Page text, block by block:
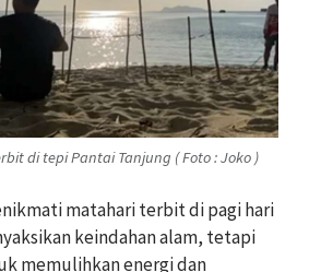
di tepi Pantai Tanjung ( Foto : Joko )
matahari terbit di pagi hari
keindahan alam, tetapi
memulihkan energi dan